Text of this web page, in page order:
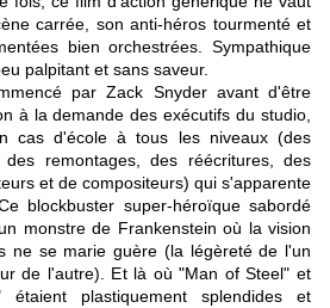
carrée, son anti-héros tourmenté et
bien orchestrées. Sympathique
palpitant et sans saveur.
par Zack Snyder avant d'être
à la demande des exécutifs du studio,
cas d'école à tous les niveaux (des
des remontages, des réécritures, des
et de compositeurs) qui s'apparente
blockbuster super-héroïque sabordé
monstre de Frankenstein où la vision
ne se marie guère (la légèreté de l'un
de l'autre). Et là où "Man of Steel" et
étaient plastiquement splendides et